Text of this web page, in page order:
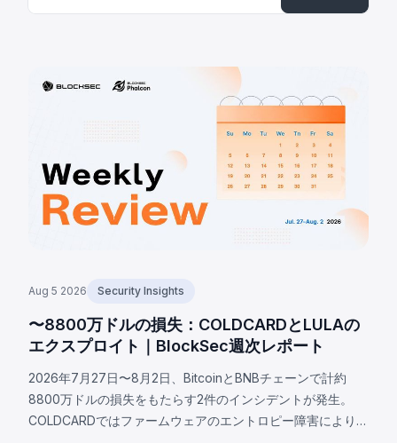
Aug 5 2026 Security Insights
〜8800万ドルの損失：COLDCARDとLULAの
エクスプロイト｜BlockSec週次レポート
2026年7月27日〜8月2日、BitcoinとBNBチェーンで計約
8800万ドルの損失をもたらす2件のインシデントが発生。
COLDCARDではファームウェアのエントロピー障害により、